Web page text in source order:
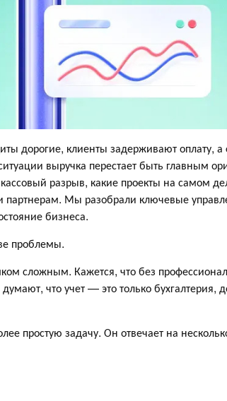
дорогие, клиенты задерживают оплату,
выручка перестает быть главным
разрыв, какие проекты на самом
Мы разобрали ключевые
бизнеса.
проблемы.
сложным. Кажется, что без
что учет — это только бухгалтерия,
простую задачу. Он отвечает на